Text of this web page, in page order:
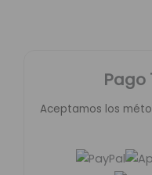
Pago
Aceptamos los